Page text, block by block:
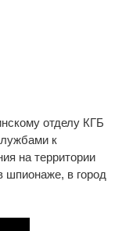
отделу КГБ
к
на территории
шпионаже, в город